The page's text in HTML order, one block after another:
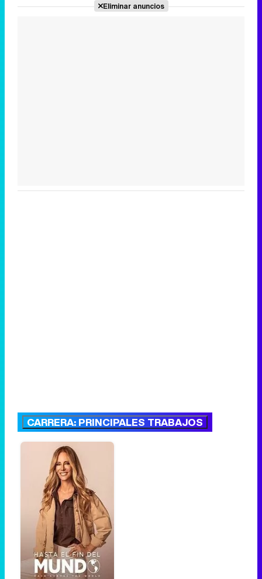
Eliminar anuncios
CARRERA: PRINCIPALES TRABAJOS